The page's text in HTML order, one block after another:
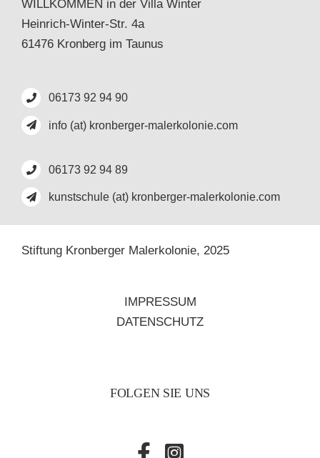
WILLKOMMEN in der Villa Winter
Heinrich-Winter-Str. 4a
61476 Kronberg im Taunus
06173 92 94 90
info (at) kronberger-malerkolonie.com
06173 92 94 89
kunstschule (at) kronberger-malerkolonie.com
Stiftung Kronberger Malerkolonie, 2025
IMPRESSUM
DATENSCHUTZ
FOLGEN SIE UNS